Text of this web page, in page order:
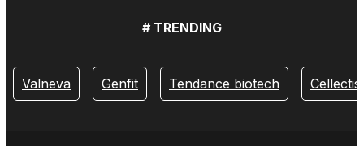
# TRENDING
Valneva Genfit Tendance biotech Cellectis